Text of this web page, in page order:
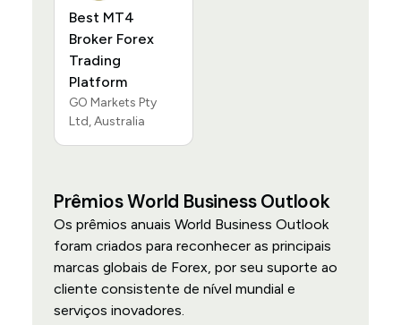
Best MT4
Broker Forex
Trading
Platform
GO Markets Pty
Ltd, Australia
Prêmios World Business Outlook
Os prêmios anuais World Business Outlook
foram criados para reconhecer as principais
marcas globais de Forex, por seu suporte ao
cliente consistente de nível mundial e
serviços inovadores.